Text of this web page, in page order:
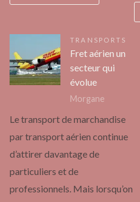
TRANSPORTS
Fret aérien un
secteur qui
évolue
Morgane
Le transport de marchandise
par transport aérien continue
d’attirer davantage de
particuliers et de
professionnels. Mais lorsqu’on